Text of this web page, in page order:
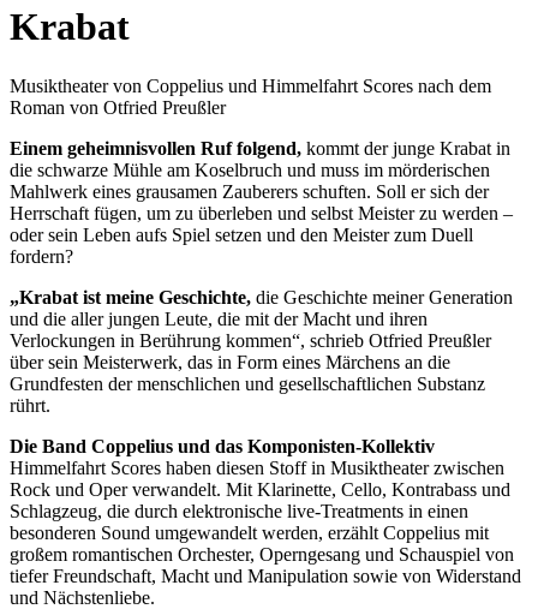
Krabat
Musiktheater von Coppelius und Himmelfahrt Scores nach dem
Roman von Otfried Preußler
Einem geheimnisvollen Ruf folgend, kommt der junge Krabat in
die schwarze Mühle am Koselbruch und muss im mörderischen
Mahlwerk eines grausamen Zauberers schuften. Soll er sich der
Herrschaft fügen, um zu überleben und selbst Meister zu werden –
oder sein Leben aufs Spiel setzen und den Meister zum Duell
fordern?
„Krabat ist meine Geschichte, die Geschichte meiner Generation
und die aller jungen Leute, die mit der Macht und ihren
Verlockungen in Berührung kommen“, schrieb Otfried Preußler
über sein Meisterwerk, das in Form eines Märchens an die
Grundfesten der menschlichen und gesellschaftlichen Substanz
rührt.
Die Band Coppelius und das Komponisten-Kollektiv
Himmelfahrt Scores haben diesen Stoff in Musiktheater zwischen
Rock und Oper verwandelt. Mit Klarinette, Cello, Kontrabass und
Schlagzeug, die durch elektronische live-Treatments in einen
besonderen Sound umgewandelt werden, erzählt Coppelius mit
großem romantischen Orchester, Operngesang und Schauspiel von
tiefer Freundschaft, Macht und Manipulation sowie von Widerstand
und Nächstenliebe.